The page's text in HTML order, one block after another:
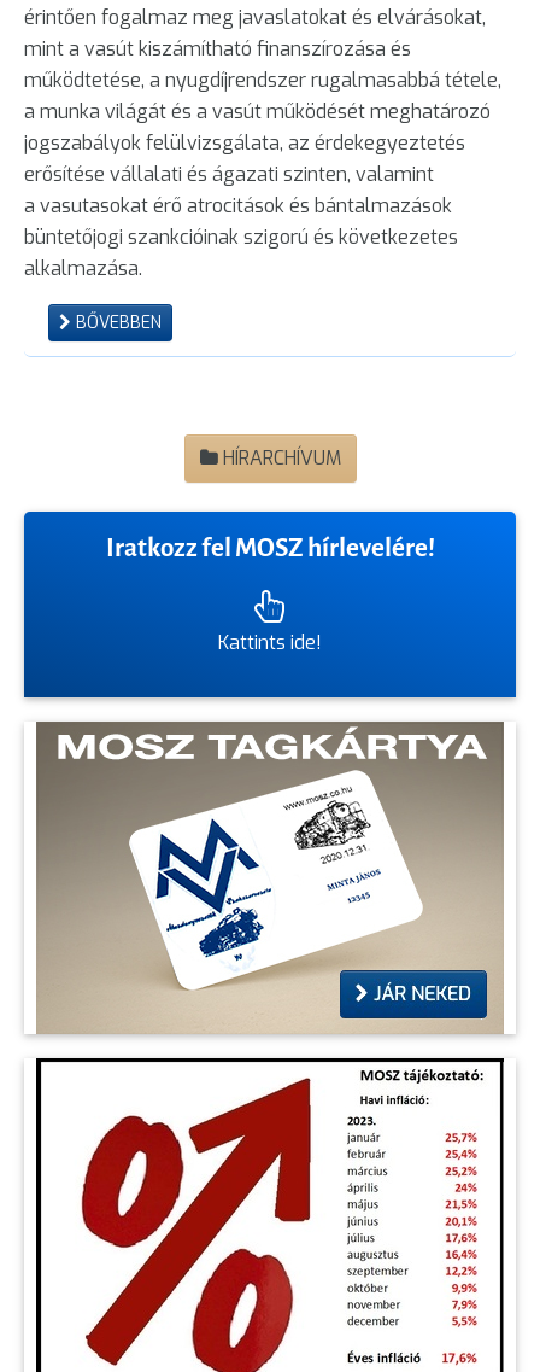
érintően fogalmaz meg javaslatokat és elvárásokat,
mint a vasút kiszámítható finanszírozása és
működtetése, a nyugdíjrendszer rugalmasabbá tétele,
a munka világát és a vasút működését meghatározó
jogszabályok felülvizsgálata, az érdekegyeztetés
erősítése vállalati és ágazati szinten, valamint
a vasutasokat érő atrocitások és bántalmazások
büntetőjogi szankcióinak szigorú és következetes
alkalmazása.
BŐVEBBEN
HÍRARCHÍVUM
Iratkozz fel MOSZ hírlevelére!
Kattints ide!